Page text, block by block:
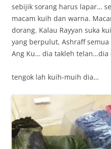
sebijik sorang harus lapar…
macam kuih dan warna.
dorang. Kalau Rayyan suka
yang berpulut, Ashraff
Ang Ku… dia takleh telan…dia
tengok lah kuih-muih dia…